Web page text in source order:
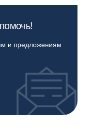
и предложениям